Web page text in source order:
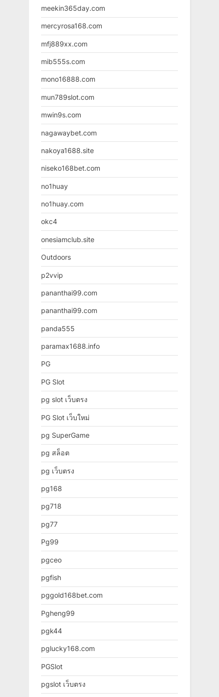
meekin365day.com
mercyrosa168.com
mfj889xx.com
mib555s.com
mono16888.com
mun789slot.com
mwin9s.com
nagawaybet.com
nakoya1688.site
niseko168bet.com
no1huay
no1huay.com
okc4
onesiamclub.site
Outdoors
p2vvip
pananthai99.com
pananthai99.com
panda555
paramax1688.info
PG
PG Slot
pg slot เว็บตรง
PG Slot เว็บใหม่
pg SuperGame
pg สล็อต
pg เว็บตรง
pg168
pg718
pg77
Pg99
pgceo
pgfish
pggold168bet.com
Pgheng99
pgk44
pglucky168.com
PGSlot
pgslot เว็บตรง